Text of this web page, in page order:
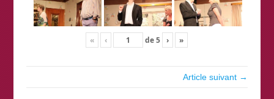
« ‹ de5 › »
Article suivant →